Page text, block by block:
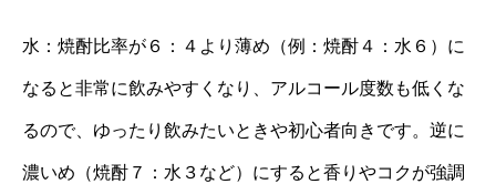
水：焼酎比率が６：４より薄め（例：焼酎４：水６）に
なると非常に飲みやすくなり、アルコール度数も低くな
るので、ゆったり飲みたいときや初心者向きです。逆に
濃いめ（焼酎７：水３など）にすると香りやコクが強調